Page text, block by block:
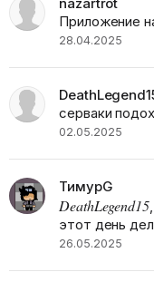
Приложение
28.04.2025
серваки
02.05.2025
ТимурG
DeathLegend15
этот день
26.05.2025